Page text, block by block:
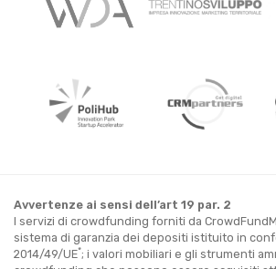
Avvertenze ai sensi dell’art 19 par. 2
I servizi di crowdfunding forniti da
sistema di garanzia dei depositi istituito in
2014/49/UE*; i valori mobiliari e gli strumenti